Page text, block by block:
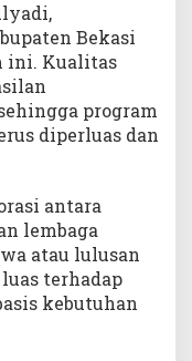
Bekasi
ini. Kualitas
program
diperluas dan
antara
lembaga
atau lulusan
terhadap
kebutuhan